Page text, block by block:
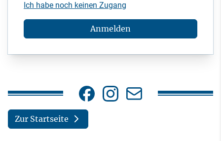
Ich habe noch keinen Zugang
Anmelden
Zur Startseite